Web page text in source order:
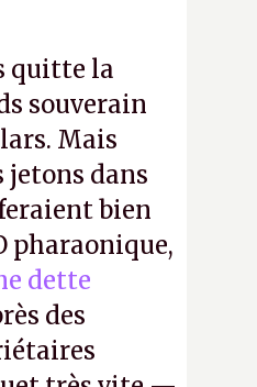
quitte la
souverain
Mais
jetons dans
bien
pharaonique,
dette
des